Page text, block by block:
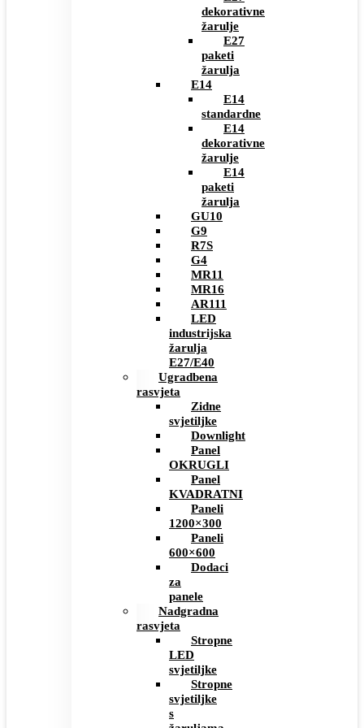
dekorativne
žarulje
E27
paketi
žarulja
E14
E14
standardne
E14
dekorativne
žarulje
E14
paketi
žarulja
GU10
G9
R7S
G4
MR11
MR16
AR111
LED
industrijska
žarulja
E27/E40
Ugradbena
rasvjeta
Zidne
svjetiljke
Downlight
Panel
OKRUGLI
Panel
KVADRATNI
Paneli
1200×300
Paneli
600×600
Dodaci
za
panele
Nadgradna
rasvjeta
Stropne
LED
svjetiljke
Stropne
svjetiljke
s